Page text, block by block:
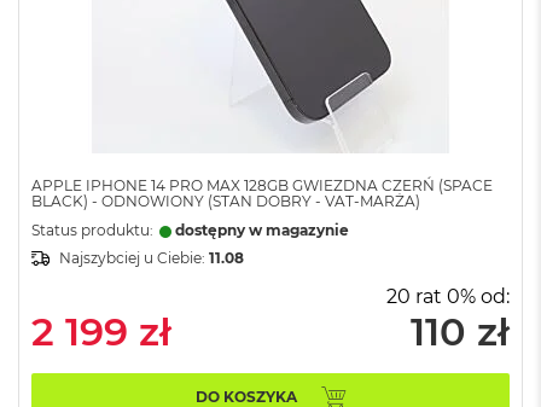
c
o
w
a
ś
w
APPLE IPHONE 14 PRO MAX 128GB GWIEZDNA CZERŃ (SPACE
BLACK) - ODNOWIONY (STAN DOBRY - VAT-MARŻA)
Status produktu:
dostępny w magazynie
Najszybciej u Ciebie: 11.08
2 199 zł
20 rat 0% od:
110 zł
DO KOSZYKA